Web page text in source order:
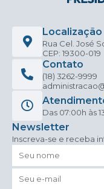
Localização
Rua Cel. José
CEP: 19300-019
Contato
(18) 3262-9999
Das 07:00h às
Newsletter
Inscreva-se e receba